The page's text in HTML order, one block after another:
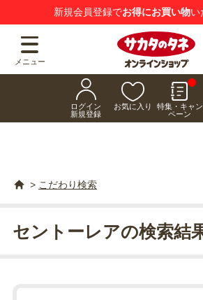
新規会員登録でお得にお買い物い
メニュー
ログイン
新規登録
お気に入り
特集・キャン
ペーン
> こだわり検索
セントーレアの検索結